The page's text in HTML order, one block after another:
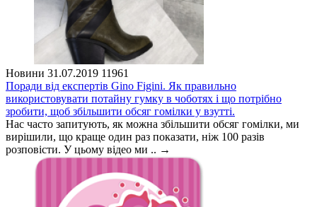
Новини 31.07.2019 11961
Поради від експертів Gino Figini. Як правильно
використовувати потайну гумку в чоботях і що потрібно
зробити, щоб збільшити обсяг гомілки у взутті.
Нас часто запитують, як можна збільшити обсяг гомілки, ми
вирішили, що краще один раз показати, ніж 100 разів
розповісти. У цьому відео ми .. →